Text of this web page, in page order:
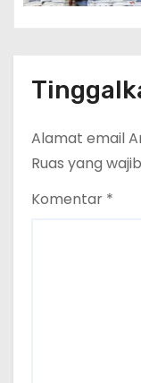
Alamat email
Ruas yang
Komentar *